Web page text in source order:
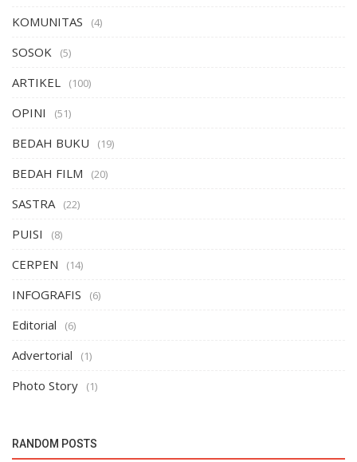
KOMUNITAS (4)
SOSOK (5)
ARTIKEL (100)
OPINI (51)
BEDAH BUKU (19)
BEDAH FILM (20)
SASTRA (22)
PUISI (8)
CERPEN (14)
INFOGRAFIS (6)
Editorial (6)
Advertorial (1)
Photo Story (1)
RANDOM POSTS